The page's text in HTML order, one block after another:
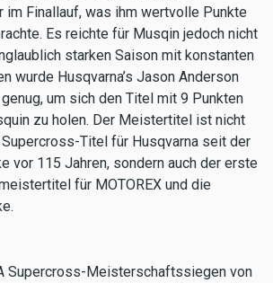
Finallauf, was ihm wertvolle Punkte
Es reichte für Musqin jedoch nicht
starken Saison mit konstanten
wurde Husqvarna’s Jason Anderson
um sich den Titel mit 9 Punkten
zu holen. Der Meistertitel ist nicht
Titel für Husqvarna seit der
vor 115 Jahren, sondern auch der erste
für MOTOREX und die
Supercross-Meisterschaftssiegen von